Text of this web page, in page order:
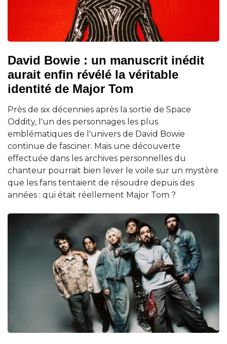
David Bowie : un manuscrit inédit
aurait enfin révélé la véritable
identité de Major Tom
Près de six décennies après la sortie de Space
Oddity, l'un des personnages les plus
emblématiques de l'univers de David Bowie
continue de fasciner. Mais une découverte
effectuée dans les archives personnelles du
chanteur pourrait bien lever le voile sur un mystère
que les fans tentaient de résoudre depuis des
années : qui était réellement Major Tom ?